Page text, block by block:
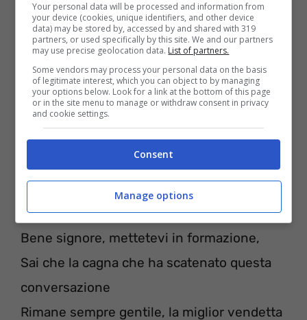
[Ponte: Beyonce]
Bene signore, mettetevi in formazione,
devo uccidere
Bene signore, mettetevi in formazione,
Sai che la cagna che ha scatenato questa
conversazione
Rimane sempre gentile, la miglior vendetta
Your personal data will be processed and information from
your device (cookies, unique identifiers, and other device
data) may be stored by, accessed by and shared with 319
partners, or used specifically by this site. We and our partners
may use precise geolocation data. List of partners.
Some vendors may process your personal data on the basis
of legitimate interest, which you can object to by managing
your options below. Look for a link at the bottom of this page
or in the site menu to manage or withdraw consent in privacy
and cookie settings.
Consent
Manage options